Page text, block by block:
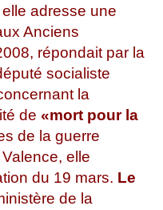
adresse une
Anciens
répondait par la
socialiste
la
de «mort pour la
de la guerre
elle
du 19 mars. Le
de la